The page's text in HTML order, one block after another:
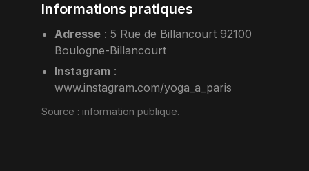
Informations pratiques
Adresse : 5 Rue de Billancourt 92100
Boulogne-Billancourt
Instagram :
www.instagram.com/yoga_a_paris
Source : information publique.